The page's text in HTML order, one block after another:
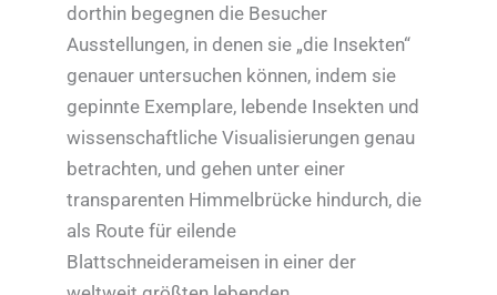
dorthin begegnen die Besucher
Ausstellungen, in denen sie „die Insekten“
genauer untersuchen können, indem sie
gepinnte Exemplare, lebende Insekten und
wissenschaftliche Visualisierungen genau
betrachten, und gehen unter einer
transparenten Himmelbrücke hindurch, die
als Route für eilende
Blattschneiderameisen in einer der